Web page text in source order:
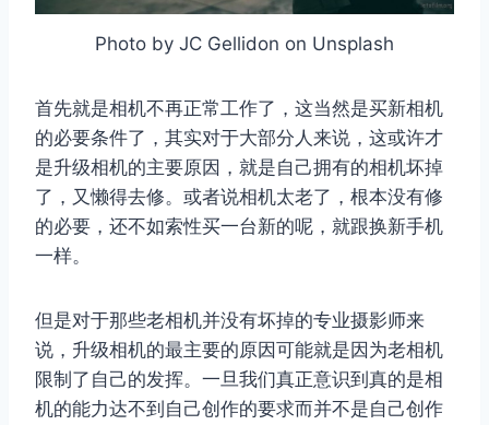
Photo by JC Gellidon on Unsplash
首先就是相机不再正常工作了，这当然是买新相机
的必要条件了，其实对于大部分人来说，这或许才
是升级相机的主要原因，就是自己拥有的相机坏掉
了，又懒得去修。或者说相机太老了，根本没有修
的必要，还不如索性买一台新的呢，就跟换新手机
一样。
但是对于那些老相机并没有坏掉的专业摄影师来
说，升级相机的最主要的原因可能就是因为老相机
限制了自己的发挥。一旦我们真正意识到真的是相
机的能力达不到自己创作的要求而并不是自己创作